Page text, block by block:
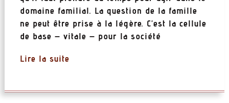
domaine familial. La question de la famille
ne peut être prise à la légère. C’est la cellule
de base – vitale – pour la société
Lire la suite